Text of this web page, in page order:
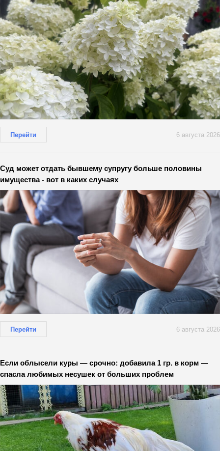
Перейти 6 августа 2026
Суд может отдать бывшему супругу больше половины
имущества - вот в каких случаях
Перейти 6 августа 2026
Если облысели куры — срочно: добавила 1 гр. в корм —
спасла любимых несушек от больших проблем